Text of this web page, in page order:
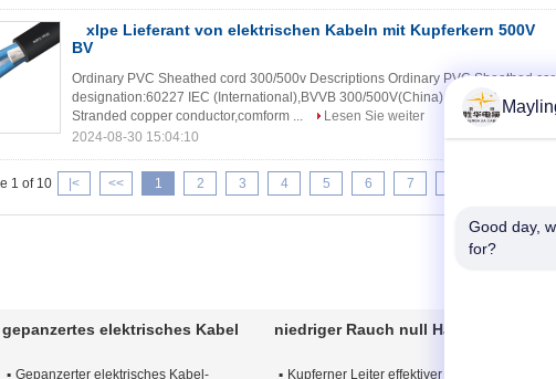
xlpe Lieferant von elektrischen Kabeln mit Kupferkern 500V
BV
Ordinary PVC Sheathed cord 300/500v Descriptions Ordinary PVC Sheathed
designation:60227 IEC (International),BVVB 300/500V(China) Constructions 1.
Stranded copper conductor,comform ...
Lesen Sie weiter
2024-08-30 15:04:10
1 of 10 |< << 1 2 3 4 5 6 7
gepanzertes elektrisches Kabel
Gepanzerter elektrisches Kabel-
niedriger Rauch null Halogenkabel
Kupferner Leiter effektiver
Good day,
for?